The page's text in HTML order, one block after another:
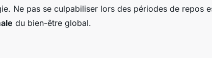
Ne pas se culpabiliser lors des périodes de repos
du bien-être global.